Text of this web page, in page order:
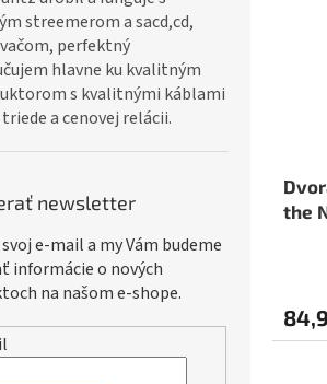
streemerom a sacd,cd,
perfektný
hlavne ku kvalitným
s kvalitnými káblami
a cenovej relácii.
newsletter
e-mail a my Vám budeme
informácie o nových
na našom e-shope.
the